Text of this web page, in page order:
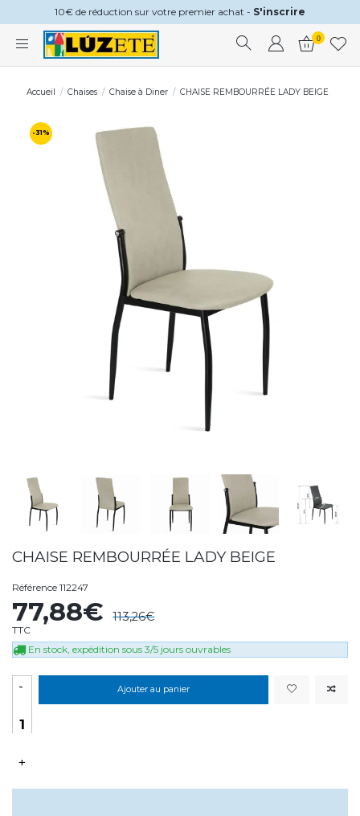
10€ de réduction sur votre premier achat - S'inscrire
0
Accueil Chaises Chaise à Diner CHAISE REMBOURRÉE LADY BEIGE
-31%
CHAISE REMBOURRÉE LADY BEIGE
Référence 112247
77,88€ 113,26€
TTC
En stock, expédition sous 3/5 jours ouvrables
-
+
Ajouter au panier